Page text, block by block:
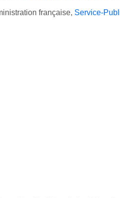
française, Service-